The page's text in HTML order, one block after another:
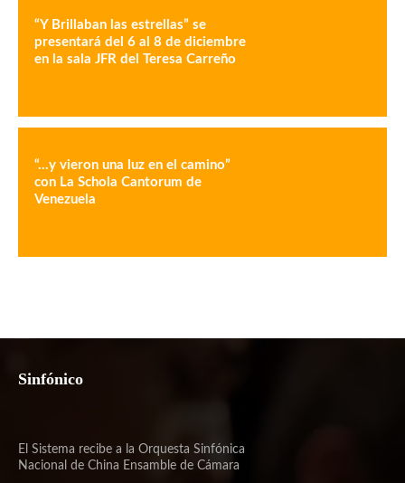
“Y Brillaban las estrellas” se
presentará del 6 al 8 de diciembre
en la sala JFR del Teresa Carreño
“…y vieron una luz en el camino”
con La Schola Cantorum de
Venezuela
Sinfónico
El Sistema recibe a la Orquesta Sinfónica
Nacional de China Ensamble de Cámara